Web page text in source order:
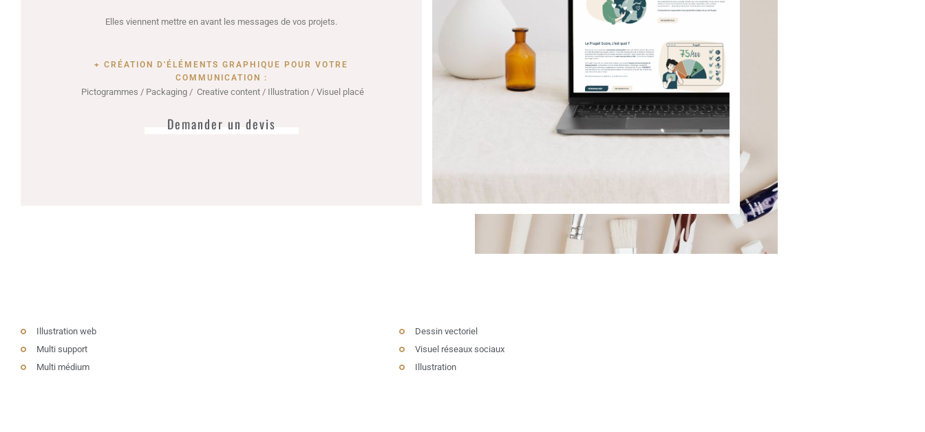
Elles viennent mettre en avant les messages de vos projets.
+ CRÉATION D'ÉLÉMENTS GRAPHIQUE POUR VOTRE
COMMUNICATION :
Pictogrammes / Packaging / Creative content / Illustration / Visuel placé
Demander un devis
Illustration web
Multi support
Multi médium
Dessin vectoriel
Visuel réseaux sociaux
Illustration